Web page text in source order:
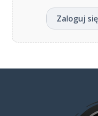
Zaloguj